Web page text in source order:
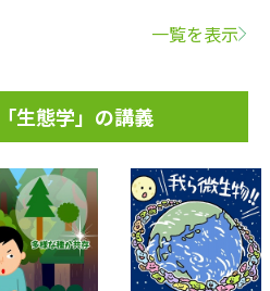
一覧を表示
生態学」の講義